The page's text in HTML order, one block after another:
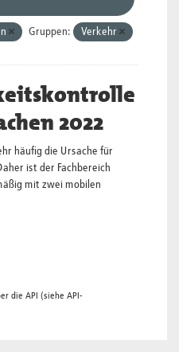
Gruppen: Verkehr
2022
häufig die Ursache für
ist der Fachbereich
mit zwei mobilen
die API (siehe API-